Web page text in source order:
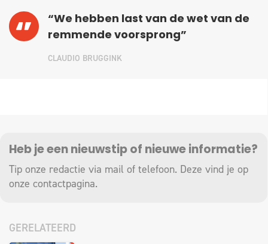
“We hebben last van de wet van de
remmende voorsprong”
CLAUDIO BRUGGINK
Heb je een nieuwstip of nieuwe informatie?
Tip onze redactie via mail of telefoon. Deze vind je op
onze contactpagina.
GERELATEERD